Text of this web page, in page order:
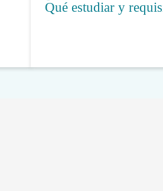
Qué estudiar y